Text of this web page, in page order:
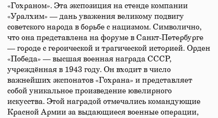
«Гохраном». Эта экспозиция на стенде компании
«Уралхим» — дань уважения великому подвигу
советского народа в борьбе с нацизмом. Символично,
что она представлена на форуме в Санкт-Петербурге
— городе с героической и трагической историей. Орден
«Победа» — высшая военная награда СССР,
учреждённая в 1943 году. Он входит в число
важнейших экспонатов «Гохрана» и представляет
собой уникальное произведение ювелирного
искусства. Этой наградой отмечались командующие
Красной Армии за выдающиеся военные операции,